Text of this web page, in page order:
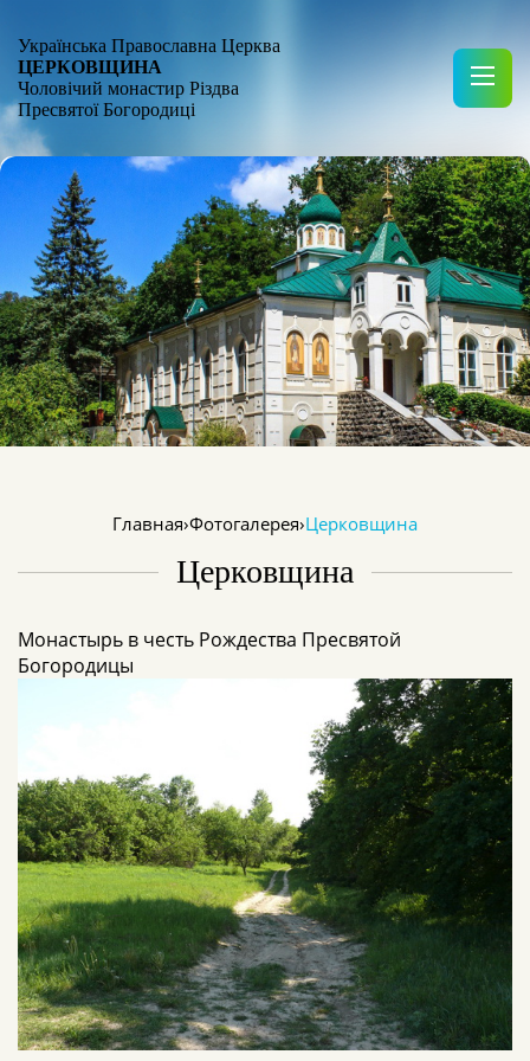
Українська Православна Церква
ЦЕРКОВЩИНА
Чоловічий монастир Різдва
Пресвятої Богородиці
Главная›Фотогалерея›Церковщина
Церковщина
Монастырь в честь Рождества Пресвятой
Богородицы